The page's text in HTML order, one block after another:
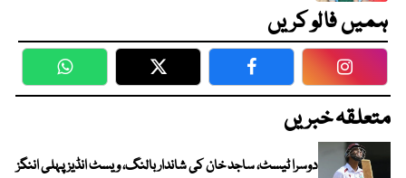
ہمیں فالو کریں
WhatsApp Twitter Facebook
متعلقہ خبریں
دوسرا ٹیسٹ، ساجد خان کی شاندار بالنگ، ویسٹ انڈیز پہلی اننگز